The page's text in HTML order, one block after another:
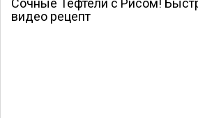
Сочные Тефтели с Рисом!
видео рецепт